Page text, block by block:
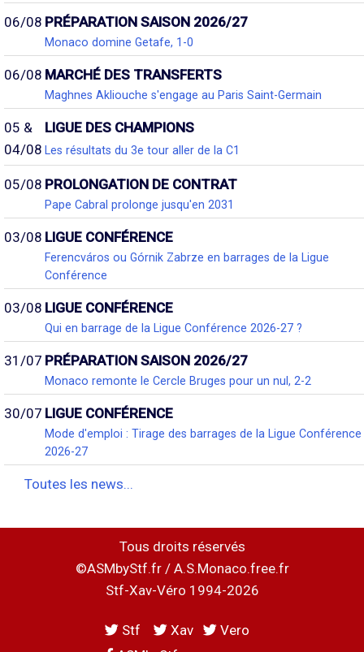
06/08 PRÉPARATION SAISON 2026/27
Monaco domine Getafe, 1-0
06/08 MARCHÉ DES TRANSFERTS
Maghnes Akliouche s'engage au Paris Saint-Germain
05 &
04/08
LIGUE DES CHAMPIONS
Les résultats du 3e tour aller de la C1
05/08 PROLONGATION DE CONTRAT
Pape Cabral prolonge jusqu'en 2031
03/08 LIGUE CONFÉRENCE
Ferencváros ou Górnik Zabrze en barrages de la Ligue
Conférence
03/08 LIGUE CONFÉRENCE
Qui en barrage de la Ligue Conférence 2026-27 ?
31/07 PRÉPARATION SAISON 2026/27
Monaco remonte le Cercle Bruges pour un nul, 2-2
30/07 LIGUE CONFÉRENCE
Mode d'emploi : Tirage des barrages de la Ligue Conférence
2026-27
Toutes les news...
Tous droits réservés
©ASMbyStf.fr / A.S.Monaco.free.fr
Stf-Xav-Véro 1994-2026
Stf Xav
Vero